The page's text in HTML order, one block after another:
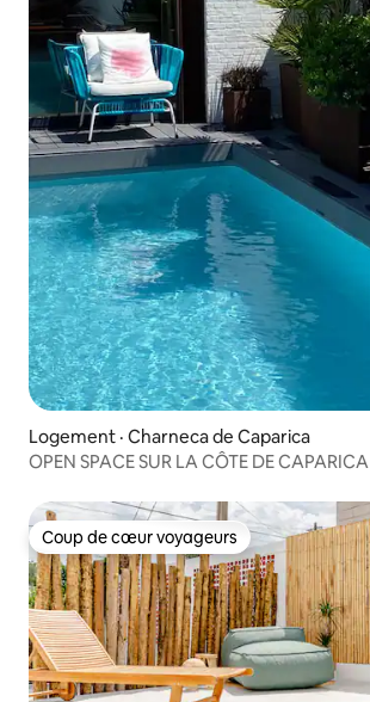
Logement · Charneca de Caparica
OPEN SPACE SUR LA CÔTE DE CAPARICA
Coup de cœur voyageurs
Coup de cœur voyageurs